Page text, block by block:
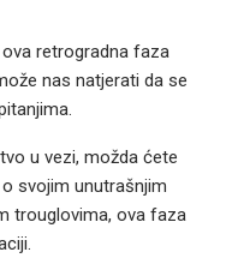
retrogradna faza
nas natjerati da se
u vezi, možda ćete
svojim unutrašnjim
trouglovima, ova faza